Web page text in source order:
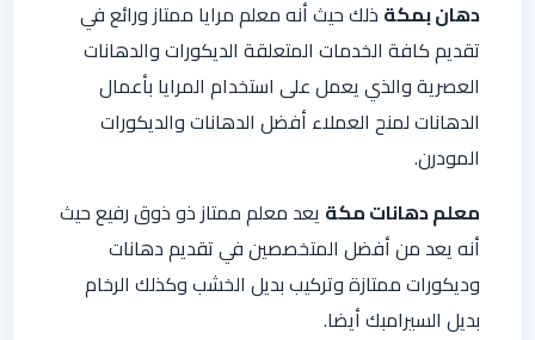
دهان بمكة ذلك حيث أنه معلم مرايا ممتاز ورائع في
تقديم كافة الخدمات المتعلقة الديكورات والدهانات
العصرية والذي يعمل على استخدام المرايا بأعمال
الدهانات لمنح العملاء أفضل الدهانات والديكورات
المودرن.
معلم دهانات مكة يعد معلم ممتاز ذو ذوق رفيع حيث
أنه يعد من أفضل المتخصصين في تقديم دهانات
وديكورات ممتازة وتركيب بديل الخشب وكذلك الرخام
بديل السيرامبك أيضا.